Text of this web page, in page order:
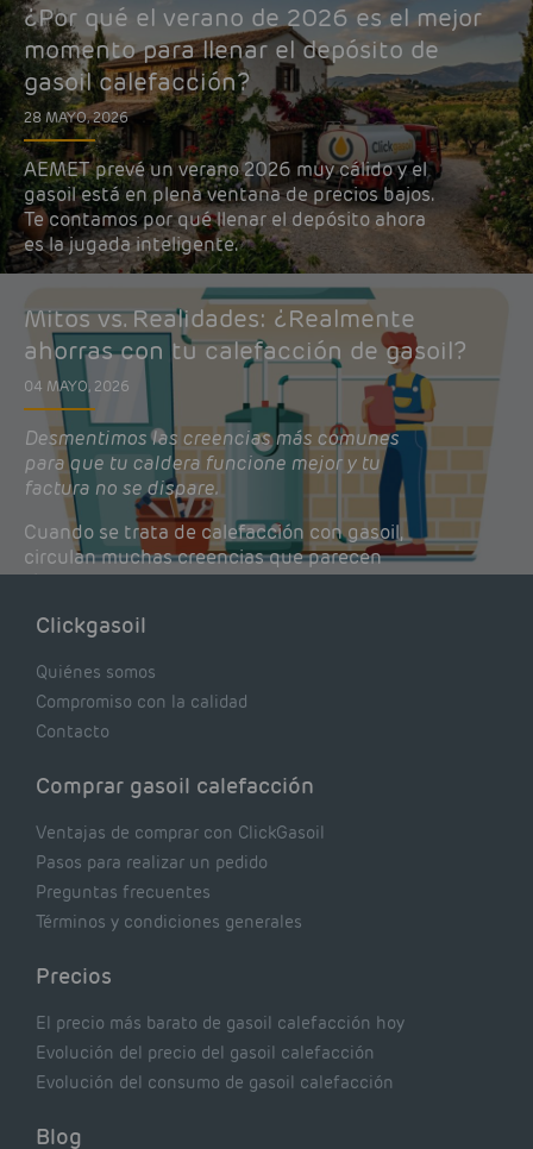
¿Por qué el verano de 2026 es el mejor
momento para llenar el depósito de
gasoil calefacción?
28 MAYO, 2026
AEMET prevé un verano 2026 muy cálido y el
gasoil está en plena ventana de precios bajos.
Te contamos por qué llenar el depósito ahora
es la jugada inteligente.
Mitos vs. Realidades: ¿Realmente
ahorras con tu calefacción de gasoil?
04 MAYO, 2026
Desmentimos las creencias más comunes
para que tu caldera funcione mejor y tu
factura no se dispare.
Cuando se trata de calefacción con gasoil,
circulan muchas creencias que parecen
lógicas pero que, en realidad, pueden estar
de tu caldera. Pocas se contrastan con lo que
Clickgasoil
Quiénes somos
Compromiso con la calidad
Contacto
Comprar gasoil calefacción
Ventajas de comprar con ClickGasoil
Pasos para realizar un pedido
Preguntas frecuentes
Términos y condiciones generales
Precios
El precio más barato de gasoil calefacción hoy
Evolución del precio del gasoil calefacción
Evolución del consumo de gasoil calefacción
Blog